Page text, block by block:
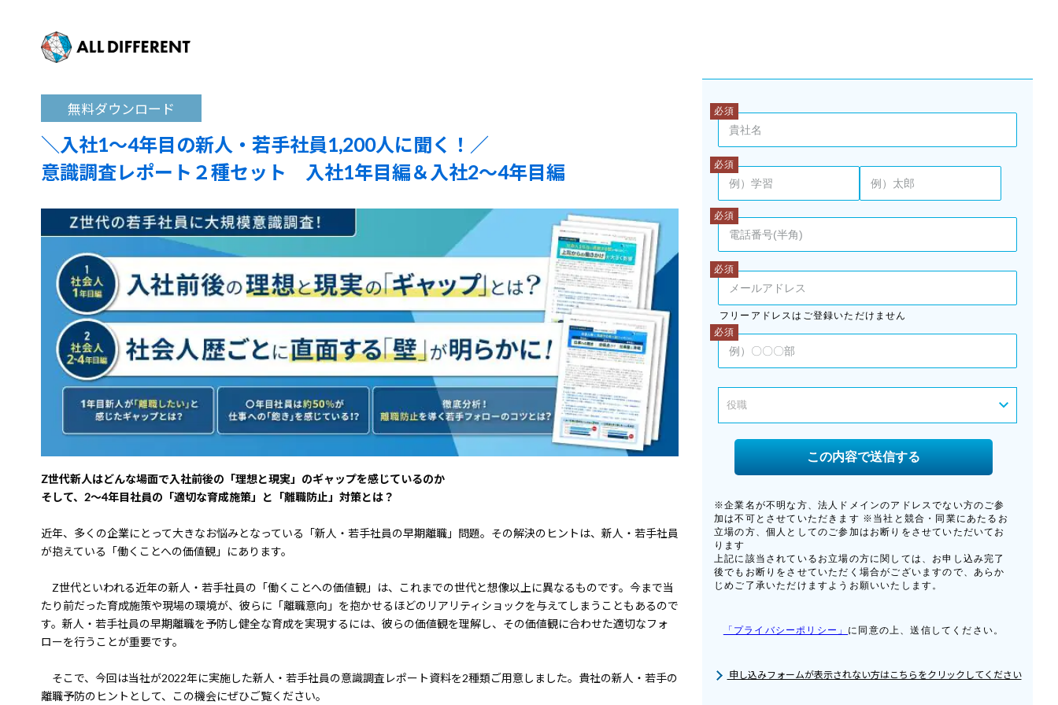
無料ダウンロード
＼入社1～4年目の新人・若手社員1,200人に聞く！／
意識調査レポート２種セット 入社1年目編＆入社2～4年目編
Z世代新人はどんな場面で入社前後の「理想と現実」のギャップを感じているのか
そして、2～4年目社員の「適切な育成施策」と「離職防止」対策とは？
近年、多くの企業にとって大きなお悩みとなっている「新人・若手社員の早期離職」問題。その解決のヒントは、新人・若手社員
が抱えている「働くことへの価値観」にあります。
Z世代といわれる近年の新人・若手社員の「働くことへの価値観」は、これまでの世代と想像以上に異なるものです。今まで当
たり前だった育成施策や現場の環境が、彼らに「離職意向」を抱かせるほどのリアリティショックを与えてしまうこともあるので
す。新人・若手社員の早期離職を予防し健全な育成を実現するには、彼らの価値観を理解し、その価値観に合わせた適切なフォ
ローを行うことが重要です。
そこで、今回は当社が2022年に実施した新人・若手社員の意識調査レポート資料を2種類ご用意しました。貴社の新人・若手の
離職予防のヒントとして、この機会にぜひご覧ください。
申し込みフォームが表示されない方はこちらをクリックしてください